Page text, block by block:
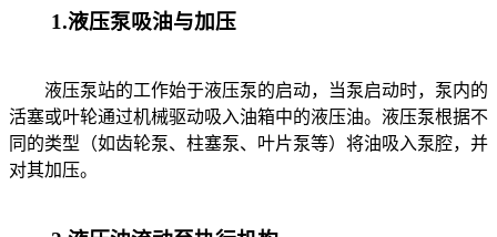
1.液压泵吸油与加压
液压泵站的工作始于液压泵的启动，当泵启动时，泵内的
活塞或叶轮通过机械驱动吸入油箱中的液压油。液压泵根据不
同的类型（如齿轮泵、柱塞泵、叶片泵等）将油吸入泵腔，并
对其加压。